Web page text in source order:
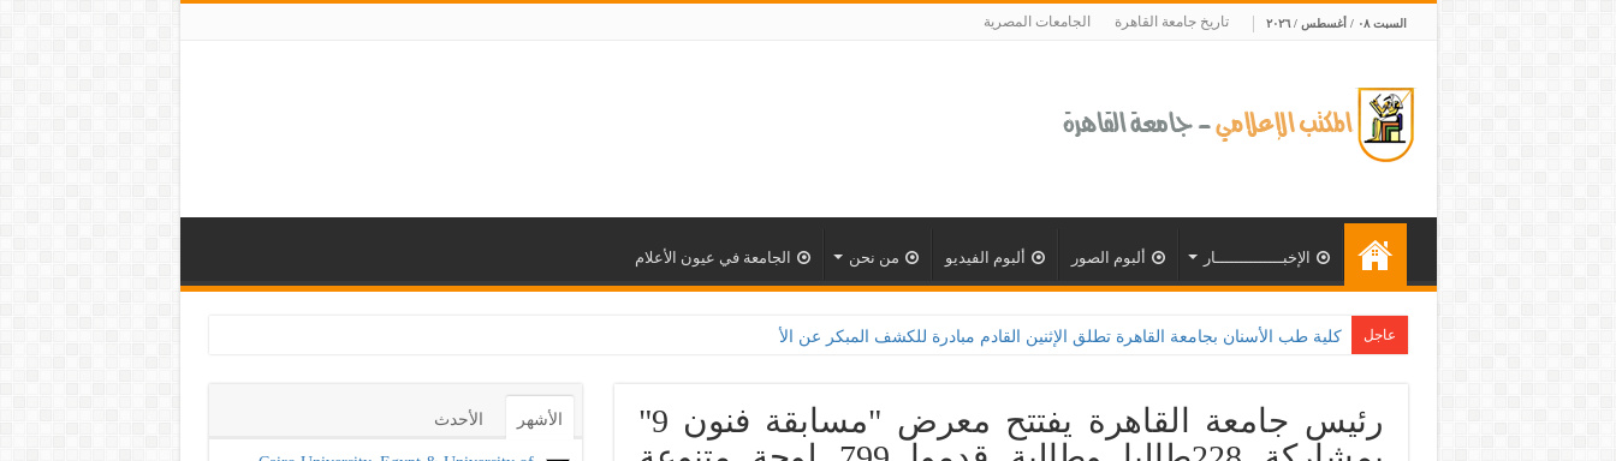
السبت ٠٨ / أغسطس / ٢٠٢٦ تاريخ جامعة القاهرة الجامعات المصرية
الإخبــــــــــــــار ألبوم الصور ألبوم الفيديو من نحن الجامعة في عيون الأعلام
عاجل كلية طب الأسنان بجامعة القاهرة تطلق الإثنين القادم مبادرة للكشف المبكر عن الأمراض المزمنة والاعتلال الكلوى بالتعاون مع وزارة الصحة و100 يوم صحة لتعزيز
رئيس جامعة القاهرة يفتتح معرض "مسابقة فنون 9"
الأشهر الأحدث